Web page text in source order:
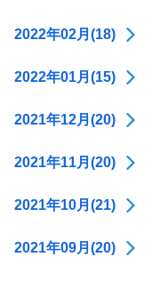
2022年02月(18)
2022年01月(15)
2021年12月(20)
2021年11月(20)
2021年10月(21)
2021年09月(20)